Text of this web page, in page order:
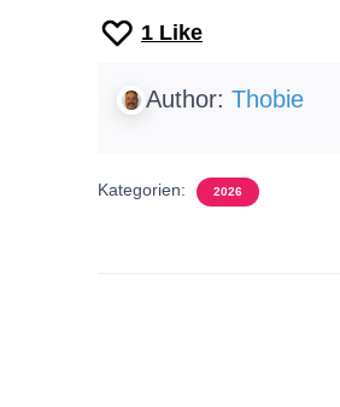
1 Like
Author: Thobie
Kategorien: 2026